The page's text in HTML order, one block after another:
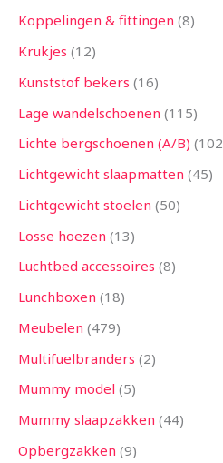
Koppelingen & fittingen 8
Krukjes 12
Kunststof bekers 16
Lage wandelschoenen 115
Lichte bergschoenen (A/B) 102
Lichtgewicht slaapmatten 45
Lichtgewicht stoelen 50
Losse hoezen 13
Luchtbed accessoires 8
Lunchboxen 18
Meubelen 479
Multifuelbranders 2
Mummy model 5
Mummy slaapzakken 44
Opbergzakken 9